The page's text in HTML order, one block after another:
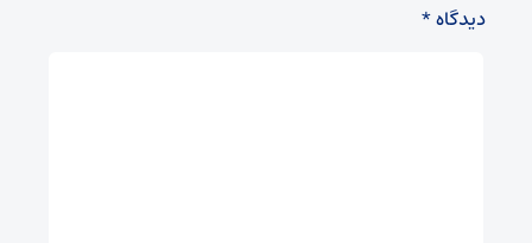
دیدگاه*